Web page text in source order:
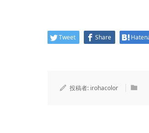
Tweet Share
投稿者: irohacolor